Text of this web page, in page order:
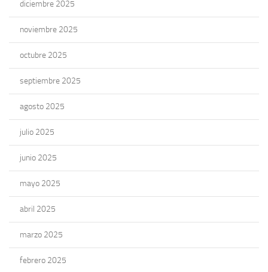
diciembre 2025
noviembre 2025
octubre 2025
septiembre 2025
agosto 2025
julio 2025
junio 2025
mayo 2025
abril 2025
marzo 2025
febrero 2025